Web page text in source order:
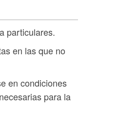
particulares.
en las que no
en condiciones
para la